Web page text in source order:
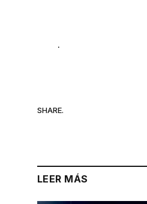
.
SHARE.
LEER MÁS